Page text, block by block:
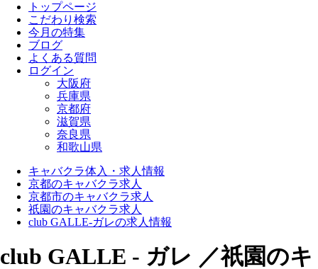
トップページ
こだわり検索
今月の特集
ブログ
よくある質問
ログイン
大阪府
兵庫県
京都府
滋賀県
奈良県
和歌山県
キャバクラ体入・求人情報
京都のキャバクラ求人
京都市のキャバクラ求人
祇園のキャバクラ求人
club GALLE-ガレの求人情報
club GALLE - ガレ ／祇園のキ